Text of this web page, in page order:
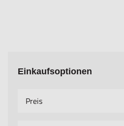
Einkaufsoptionen
Preis